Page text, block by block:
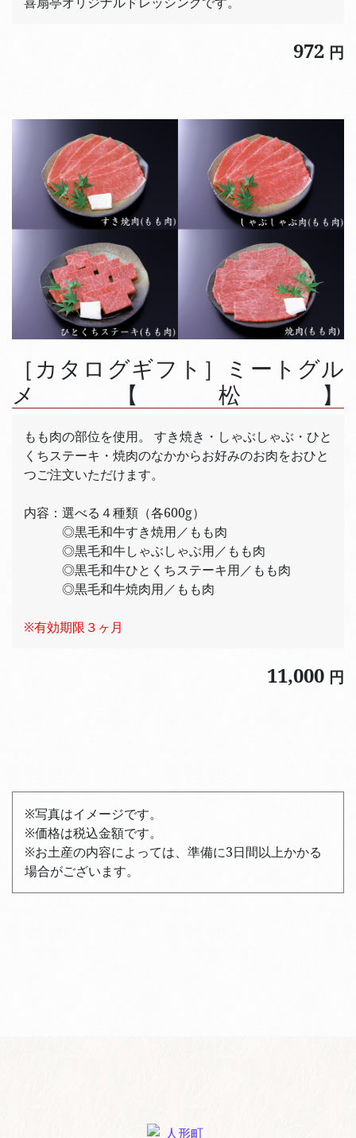
972 円
［カタログギフト］ミートグル
メ【松】
もも肉の部位を使用。 すき焼き・しゃぶしゃぶ・ひと
くちステーキ・焼肉のなかからお好みのお肉をおひと
つご注文いただけます。
内容：選べる４種類（各600g）
◎黒毛和牛すき焼用／もも肉
◎黒毛和牛しゃぶしゃぶ用／もも肉
◎黒毛和牛ひとくちステーキ用／もも肉
◎黒毛和牛焼肉用／もも肉
※有効期限３ヶ月
11,000 円
※写真はイメージです。
※価格は税込金額です。
※お土産の内容によっては、準備に3日間以上かかる
場合がございます。